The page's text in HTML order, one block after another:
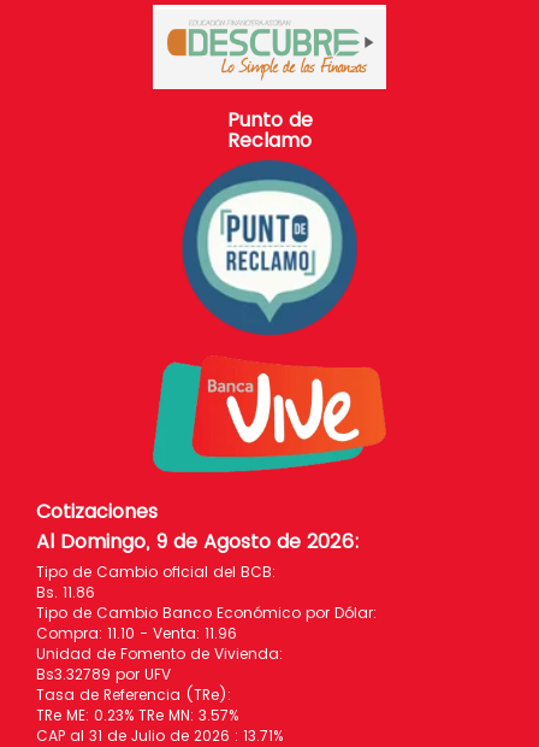
Punto de
Reclamo
Cotizaciones
Al Domingo, 9 de Agosto de 2026:
Tipo de Cambio oficial del BCB:
Bs. 11.86
Tipo de Cambio Banco Económico por Dólar:
Compra: 11.10 - Venta: 11.96
Unidad de Fomento de Vivienda:
Bs3.32789 por UFV
Tasa de Referencia (TRe):
TRe ME: 0.23% TRe MN: 3.57%
CAP al 31 de Julio de 2026 : 13.71%